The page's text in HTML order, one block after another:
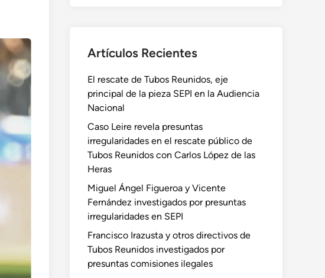
Artículos Recientes
El rescate de Tubos Reunidos, eje
principal de la pieza SEPI en la Audiencia
Nacional
Caso Leire revela presuntas
irregularidades en el rescate público de
Tubos Reunidos con Carlos López de las
Heras
Miguel Ángel Figueroa y Vicente
Fernández investigados por presuntas
irregularidades en SEPI
Francisco Irazusta y otros directivos de
Tubos Reunidos investigados por
presuntas comisiones ilegales